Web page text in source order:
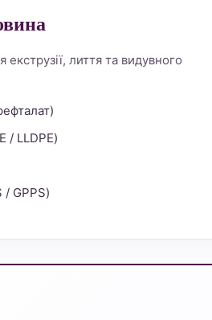
екструзії, лиття та видувного
/ LLDPE)
/ GPPS)